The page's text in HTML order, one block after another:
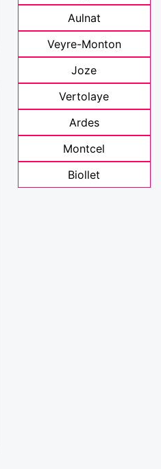
Aulnat
Veyre-Monton
Joze
Vertolaye
Ardes
Montcel
Biollet